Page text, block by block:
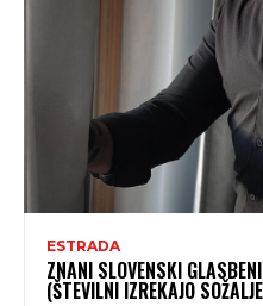
ESTRADA
ZNANI SLOVENSKI
(ŠTEVILNI IZREKAJO